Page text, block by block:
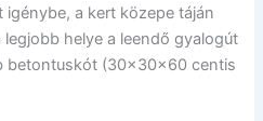
a kert közepe táján
helye a leendő gyalogút
betontuskót (30x30x60 centis